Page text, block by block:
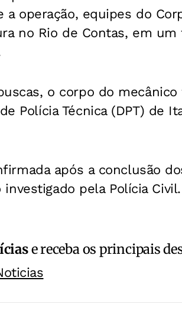
a operação, equipes do
no Rio de Contas, em
o corpo do
Polícia Técnica (DPT) de
após a conclusão
pela Polícia Civil.
e receba os principais